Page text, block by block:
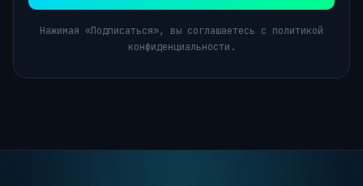
Нажимая «Подписаться», вы соглашаетесь с политикой
конфиденциальности.